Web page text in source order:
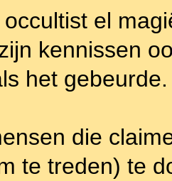
occultist el
kennissen
het gebeurde.
die
te treden) te